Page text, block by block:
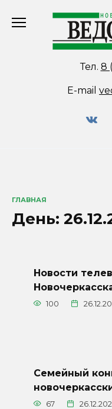
Тел. 8
E-mail
ГЛАВНАЯ
День:
Новости
100
Семейный
67